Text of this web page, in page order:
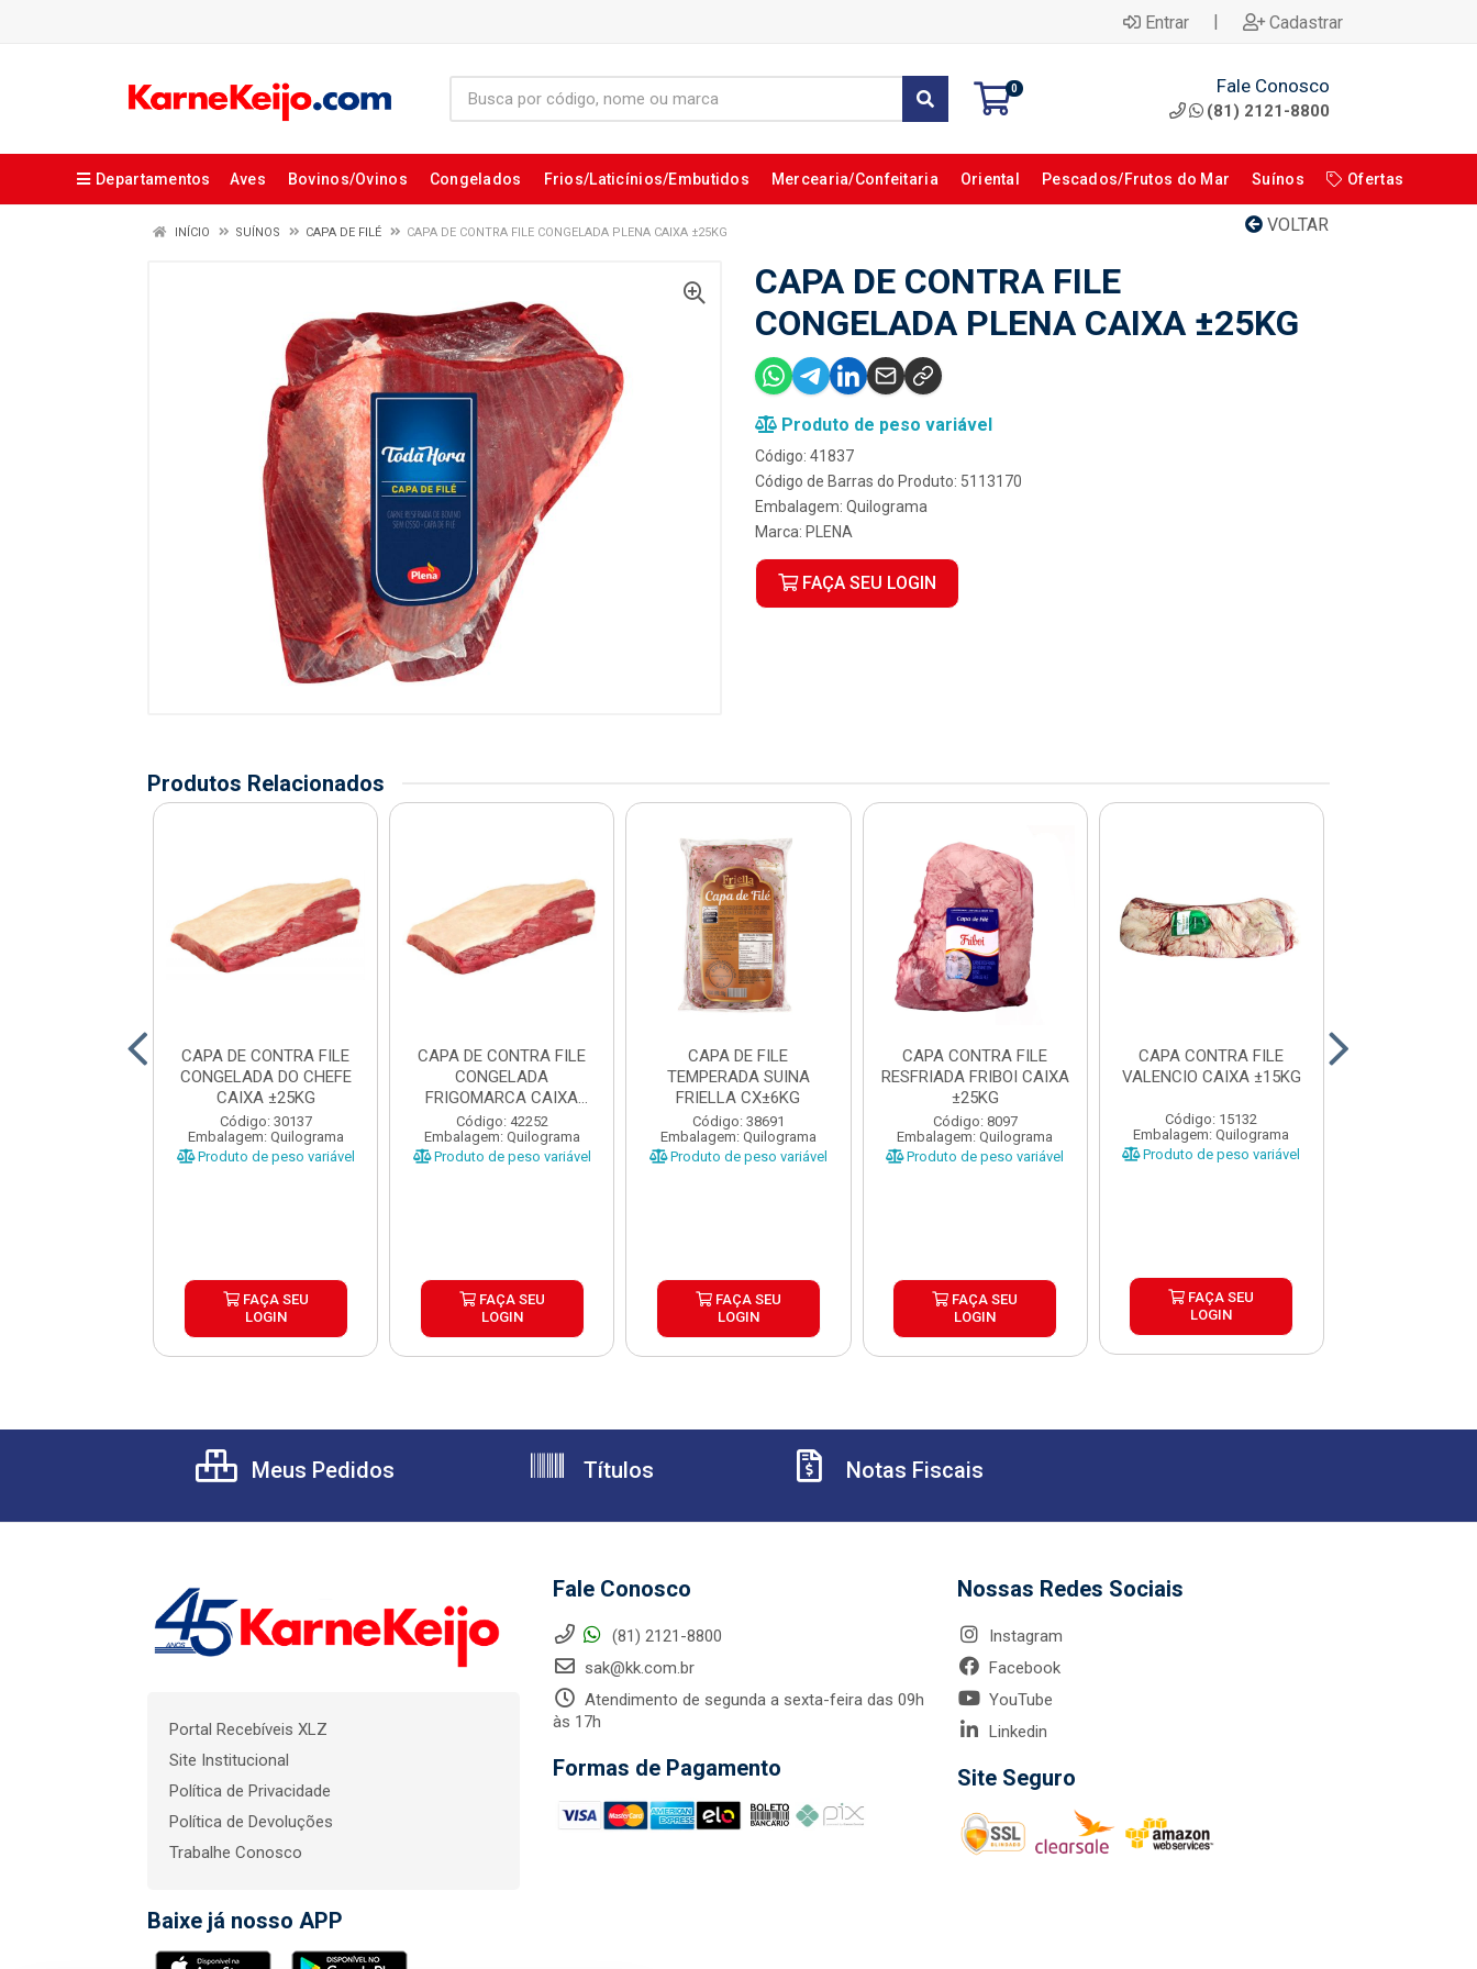
Entrar | Cadastrar
0 Fale Conosco
(81) 2121-8800
Departamentos Aves Bovinos/Ovinos Congelados Frios/Laticínios/Embutidos Mercearia/Confeitaria Oriental Pescados/Frutos do Mar Suínos Ofertas
VOLTAR
INÍCIO SUÍNOS CAPA DE FILÉ CAPA DE CONTRA FILE CONGELADA PLENA CAIXA ±25KG
CAPA DE CONTRA FILE
CONGELADA PLENA CAIXA ±25KG
Produto de peso variável
Código: 41837
Código de Barras do Produto: 5113170
Embalagem: Quilograma
Marca: PLENA
FAÇA SEU LOGIN
Produtos Relacionados
CAPA DE CONTRA FILE
CONGELADA DO CHEFE
CAIXA ±25KG
Código: 30137
Embalagem: Quilograma
Produto de peso variável
FAÇA SEU
LOGIN
CAPA DE CONTRA FILE
CONGELADA
FRIGOMARCA CAIXA
±25KG
Código: 42252
Embalagem: Quilograma
Produto de peso variável
FAÇA SEU
LOGIN
CAPA DE FILE
TEMPERADA SUINA
FRIELLA CX±6KG
Código: 38691
Embalagem: Quilograma
Produto de peso variável
FAÇA SEU
LOGIN
CAPA CONTRA FILE
RESFRIADA FRIBOI CAIXA
±25KG
Código: 8097
Embalagem: Quilograma
Produto de peso variável
FAÇA SEU
LOGIN
CAPA CONTRA FILE
VALENCIO CAIXA ±15KG
Código: 15132
Embalagem: Quilograma
Produto de peso variável
FAÇA SEU
LOGIN
Meus Pedidos Títulos Notas Fiscais
Portal Recebíveis XLZ
Site Institucional
Política de Privacidade
Política de Devoluções
Trabalhe Conosco
Baixe já nosso APP
Fale Conosco
(81) 2121-8800
sak@kk.com.br
Atendimento de segunda a sexta-feira das 09h
às 17h
Formas de Pagamento
Nossas Redes Sociais
Instagram
Facebook
YouTube
Linkedin
Site Seguro